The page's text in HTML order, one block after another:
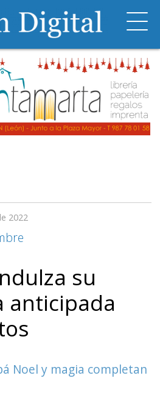
2022
su
anticipada
Noel y magia completan